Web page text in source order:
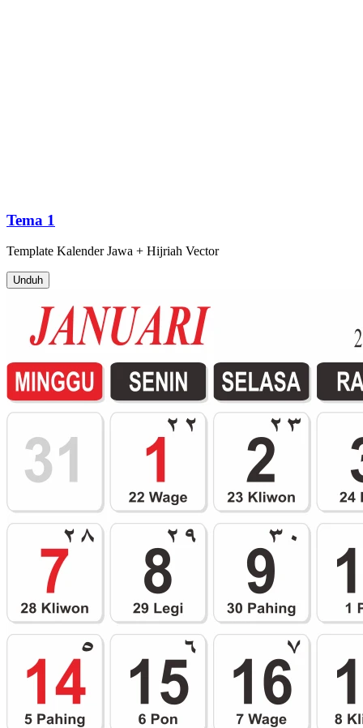
Tema 1
Template Kalender Jawa + Hijriah Vector
Unduh